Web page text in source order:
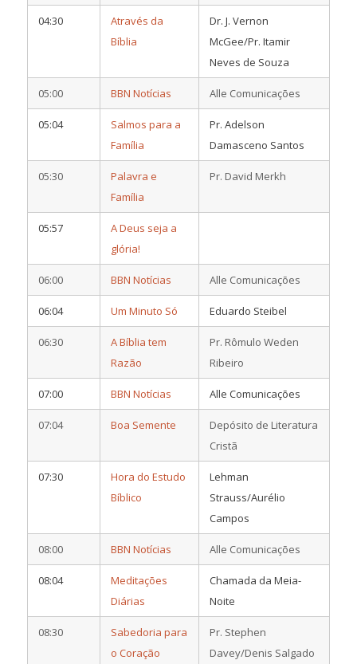
04:30
Através da
Bíblia
Dr. J. Vernon
McGee/Pr. Itamir
Neves de Souza
05:00 BBN Notícias Alle Comunicações
05:04
Salmos para a
Família
Pr. Adelson
Damasceno Santos
05:30
Palavra e
Família
Pr. David Merkh
05:57
A Deus seja a
glória!
06:00 BBN Notícias Alle Comunicações
06:04 Um Minuto Só Eduardo Steibel
06:30
A Bíblia tem
Razão
Pr. Rômulo Weden
Ribeiro
07:00 BBN Notícias Alle Comunicações
07:04 Boa Semente
Depósito de Literatura
Cristã
07:30
Hora do Estudo
Bíblico
Lehman
Strauss/Aurélio
Campos
08:00 BBN Notícias Alle Comunicações
08:04
Meditações
Diárias
Chamada da Meia-
Noite
08:30
Sabedoria para
o Coração
Pr. Stephen
Davey/Denis Salgado